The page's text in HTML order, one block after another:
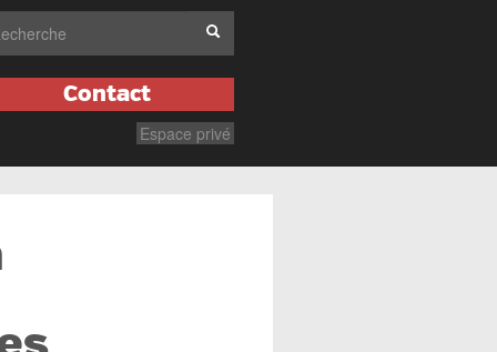
Contact
Espace privé